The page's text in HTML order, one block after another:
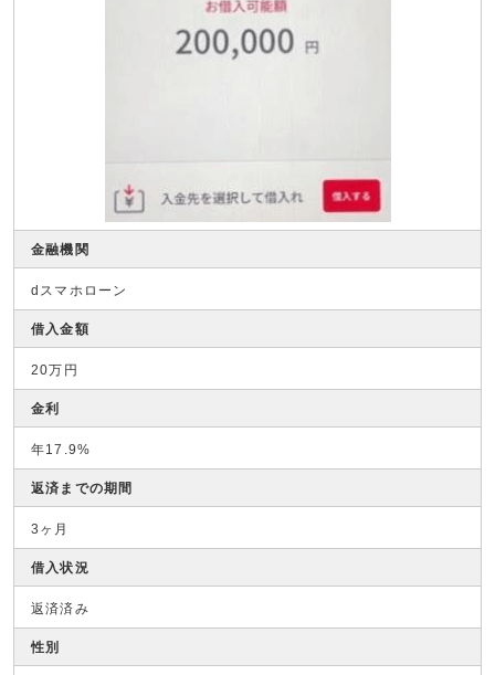
金融機関
dスマホローン
借入金額
20万円
金利
年17.9%
返済までの期間
3ヶ月
借入状況
返済済み
性別